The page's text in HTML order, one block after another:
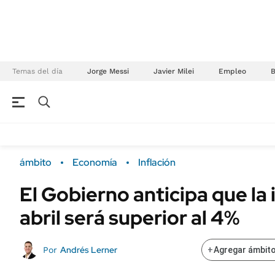
Temas del día Jorge Messi Javier Milei Empleo
Campo
FINANZAS
Mercados
Sustentabilidad
POLÍTICA
ámbito Economía Inflación
El Gobierno anticipa que
abril será superior al 4%
Por Andrés Lerner +Agregar